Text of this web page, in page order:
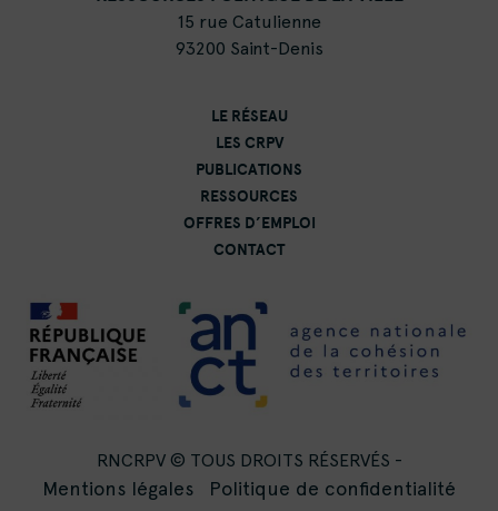
15 rue Catulienne
93200 Saint-Denis
LE RÉSEAU
LES CRPV
PUBLICATIONS
RESSOURCES
OFFRES D’EMPLOI
CONTACT
RNCRPV © TOUS DROITS RÉSERVÉS -
Mentions légales Politique de confidentialité